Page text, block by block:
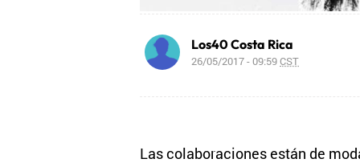
Los40 Costa Rica
26/05/2017 - 09:59CST
Las colaboraciones están de